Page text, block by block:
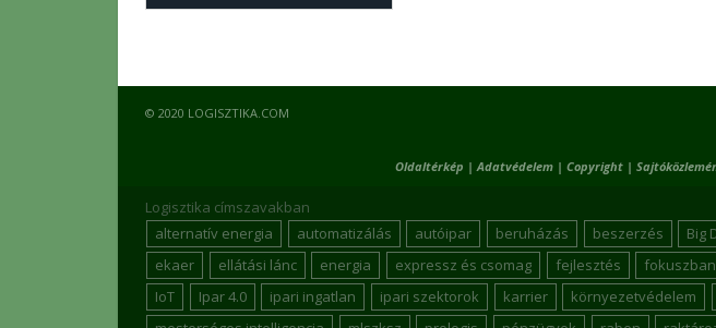
© 2020 LOGISZTIKA.COM
Oldaltérkép |Adatvédelem | Copyright |
Logisztika címszavakban
alternatív energia
automatizálás autóipar beruházás beszerzés Big
ekaer
ellátási lánc energia expressz és csomag fejlesztés fokuszban
IoT
Ipar 4.0 ipari ingatlan ipari szektorok karrier környezetvédelem